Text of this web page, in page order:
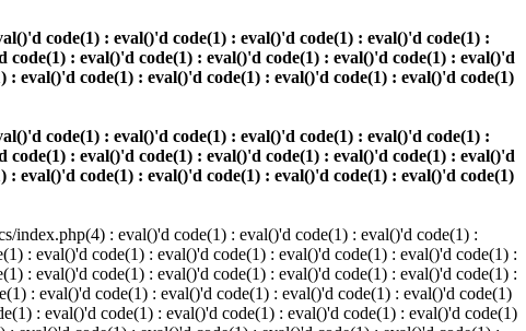
code(1) : eval()'d code(1) : eval()'d code(1) : eval()'d code(1) :
: eval()'d code(1) : eval()'d code(1) : eval()'d code(1) : eval()'d
eval()'d code(1) : eval()'d code(1) : eval()'d code(1) : eval()'d code(1)
code(1) : eval()'d code(1) : eval()'d code(1) : eval()'d code(1) :
: eval()'d code(1) : eval()'d code(1) : eval()'d code(1) : eval()'d
eval()'d code(1) : eval()'d code(1) : eval()'d code(1) : eval()'d code(1)
index.php(4) : eval()'d code(1) : eval()'d code(1) : eval()'d code(1) :
: eval()'d code(1) : eval()'d code(1) : eval()'d code(1) : eval()'d code(1) :
: eval()'d code(1) : eval()'d code(1) : eval()'d code(1) : eval()'d code(1) :
: eval()'d code(1) : eval()'d code(1) : eval()'d code(1) : eval()'d code(1)
: eval()'d code(1) : eval()'d code(1) : eval()'d code(1) : eval()'d code(1)